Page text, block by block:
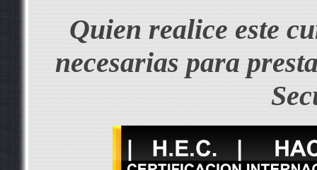
Quien realice este
necesarias para